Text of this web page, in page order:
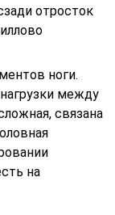
отросток
ноги.
между
связана
на